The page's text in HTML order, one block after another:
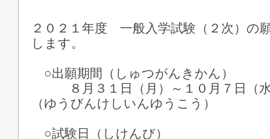
２０２１年度 一般入学試験（２次）の
します。
○出願期間（しゅつがんきかん）
８月３１日（月）～１０月７日（
（ゆうびんけしいんゆうこう）
○試験日（しけんび）